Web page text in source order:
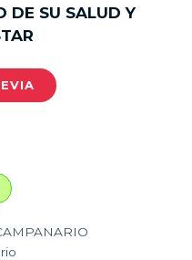
DE SU SALUD Y